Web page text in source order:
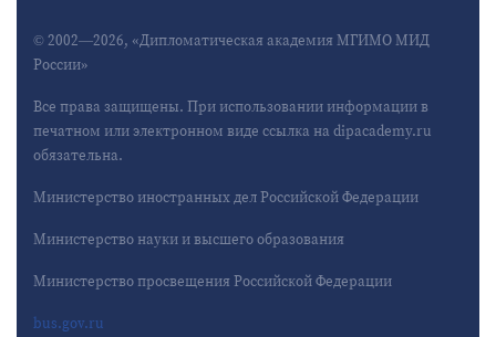
© 2002—2026, «Дипломатическая академия МГИМО МИД
России»
Все права защищены. При использовании информации в
печатном или электронном виде ссылка на dipacademy.ru
обязательна.
Министерство иностранных дел Российской Федерации
Министерство науки и высшего образования
Министерство просвещения Российской Федерации
bus.gov.ru